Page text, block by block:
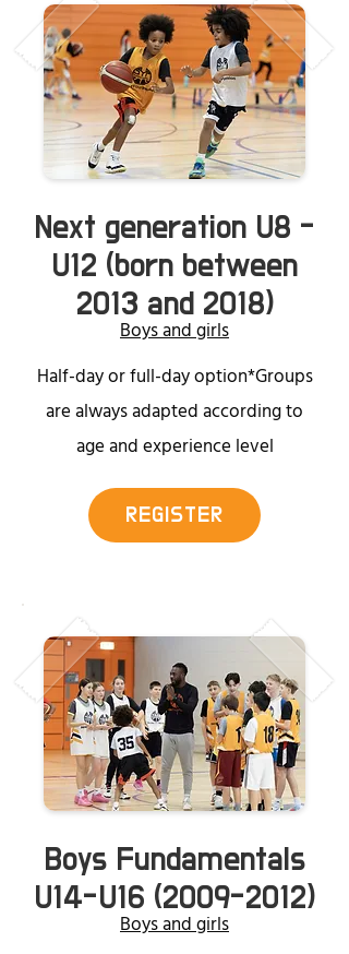
Next generation U8 -
U12 (born between
2013 and 2018)
Boys and girls
Half-day or full-day option*Groups
are always adapted according to
age and experience level
REGISTER
Boys Fundamentals
U14-U16 (2009-2012)
Boys and girls